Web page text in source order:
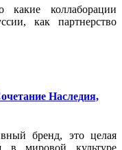
коллаборации
как партнерство
Наследия,
бренд, это целая
в мировой культуре